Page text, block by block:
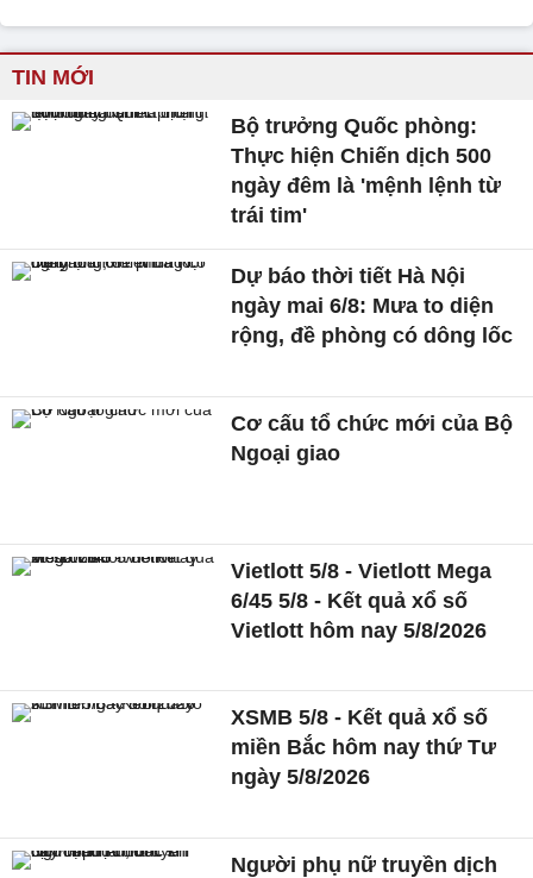
TIN MỚI
Bộ trưởng Quốc phòng:
Thực hiện Chiến dịch 500
ngày đêm là 'mệnh lệnh từ
trái tim'
Dự báo thời tiết Hà Nội
ngày mai 6/8: Mưa to diện
rộng, đề phòng có dông lốc
Cơ cấu tổ chức mới của Bộ
Ngoại giao
Vietlott 5/8 - Vietlott Mega
6/45 5/8 - Kết quả xổ số
Vietlott hôm nay 5/8/2026
XSMB 5/8 - Kết quả xổ số
miền Bắc hôm nay thứ Tư
ngày 5/8/2026
Người phụ nữ truyền dịch